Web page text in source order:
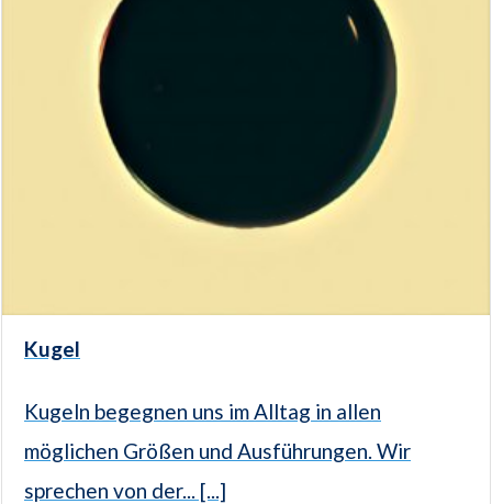
Kugel
Kugeln begegnen uns im Alltag in allen
möglichen Größen und Ausführungen. Wir
sprechen von der... [...]